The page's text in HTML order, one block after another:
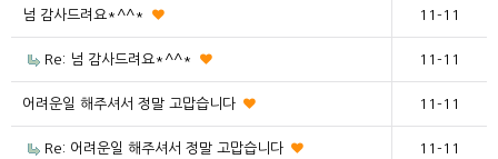
넘 감사드려요*^^* 11-11
Re: 넘 감사드려요*^^* 11-11
어려운일 해주셔서 정말 고맙습니다 11-11
Re: 어려운일 해주셔서 정말 고맙습니다 11-11